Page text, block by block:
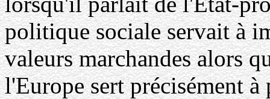
politique sociale servait à
valeurs marchandes alors
l'Europe sert précisément